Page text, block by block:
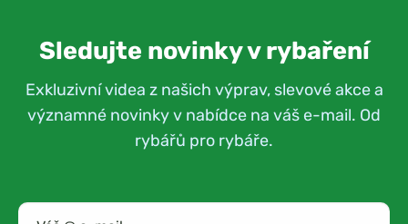
Sledujte novinky v rybaření
Exkluzivní videa z našich výprav, slevové akce a
významné novinky v nabídce na váš e-mail. Od
rybářů pro rybáře.